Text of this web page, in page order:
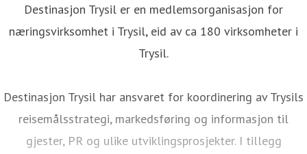
Destinasjon Trysil er en medlemsorganisasjon for
næringsvirksomhet i Trysil, eid av ca 180 virksomheter i
Trysil.
Destinasjon Trysil har ansvaret for koordinering av Trysils
reisemålsstrategi, markedsføring og informasjon til
gjester, PR og ulike utviklingsprosjekter. I tillegg